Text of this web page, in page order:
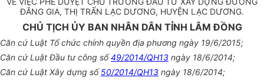
ĐĂNG GIA, THỊ TRẤN LẠC DƯƠNG, HUYỆN LẠC DƯƠNG.
CHỦ TỊCH ỦY BAN NHÂN DÂN TỈNH LÂM ĐỒNG
Căn cứ Luật Tổ chức chính quyền địa phương ngày 19/6/2015;
Căn cứ Luật Đầu tư công số49/2014/QH13 ngày 18/6/2014;
Căn cứ Luật Xây dựng số50/2014/QH13 ngày 18/6/2014;